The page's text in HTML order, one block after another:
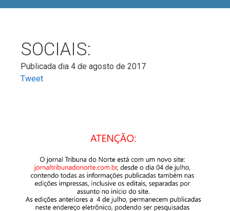
SOCIAIS:
Publicada dia 4 de agosto de 2017
Tweet